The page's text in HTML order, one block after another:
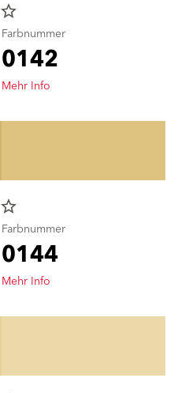
star_border
Farbnummer
0142
Mehr Info
star_border
Farbnummer
0144
Mehr Info